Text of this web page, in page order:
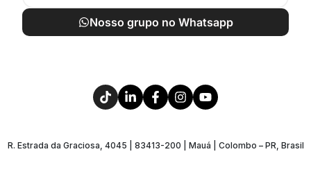
Nosso grupo no Whatsapp
R. Estrada da Graciosa, 4045 | 83413-200 | Mauá | Colombo – PR, Brasil